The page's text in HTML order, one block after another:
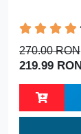
270.00 RON
219.99 RON